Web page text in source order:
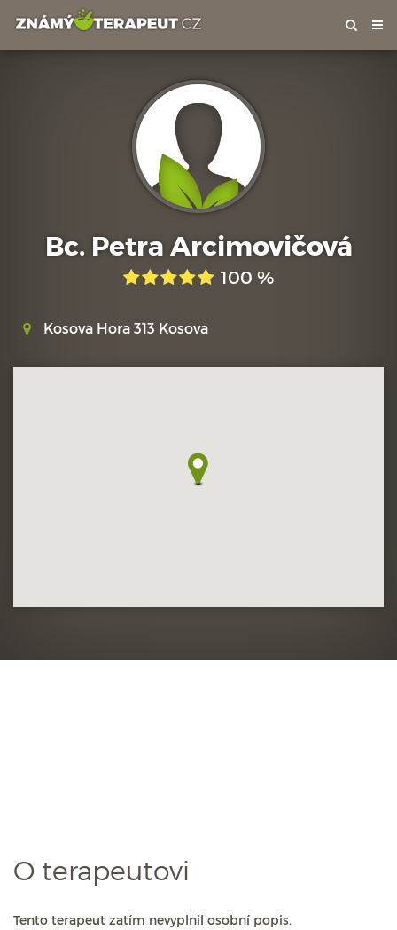
Bc. Petra Arcimovičová
100 %
Kosova Hora 313 Kosova
O terapeutovi
Tento terapeut zatím nevyplnil osobní popis.